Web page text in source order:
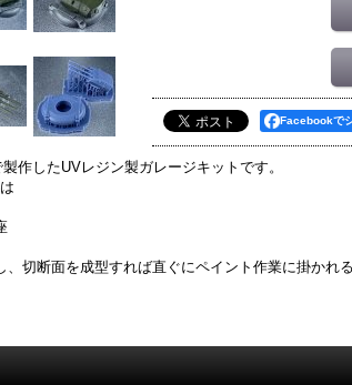
Facebookで
作したUVレジン製ガレージキットです。
、切断面を成型すれば直ぐにペイント作業に掛かれ